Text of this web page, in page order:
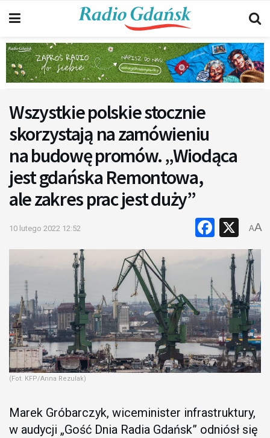
Wszystkie polskie stocznie
skorzystają na zamówieniu
na budowę promów. „Wiodąca
jest gdańska Remontowa,
ale zakres prac jest duży”
10 lutego 2022 12:52 X
AA
(Fot. KFP/Anna Rezulak)
Marek Gróbarczyk, wiceminister infrastruktury,
w audycji „Gość Dnia Radia Gdańsk” odniósł się